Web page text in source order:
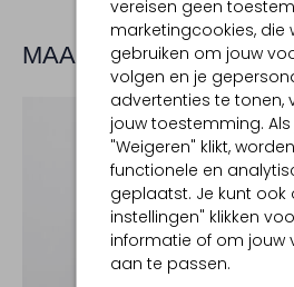
vereisen geen
marketingcookies, die
gebruiken om jouw
volgen en je
advertenties te tonen,
jouw toestemming.
"Weigeren" klikt,
functionele en
geplaatst. Je kunt ook
instellingen" klikken
informatie of om jouw
aan te passen.
MAAK JE LOOK